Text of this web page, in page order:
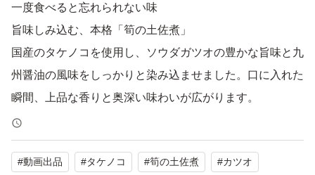
一度食べると忘れられない味
旨味しみ込む、本格「筍の土佐煮」
国産のタケノコを使用し、ソウダガツオの豊かな旨味と九
州醤油の風味をしっかりと染み込ませました。口に入れた
瞬間、上品な香りと奥深い味わいが広がります。
盛り付けるだけで一品完成！
「あと一品欲しい」ときに便利な時短おかず。袋から出し
#動画出品 #タケノコ #筍の土佐煮 #カツオ